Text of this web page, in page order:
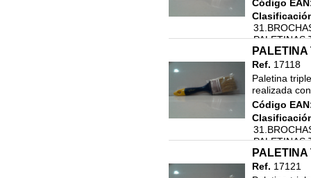
Código
PALETINAS
PALETINA
Ref. 17118
Paletina
realizada
Código
PALETINAS
PALETINA
Ref. 17121